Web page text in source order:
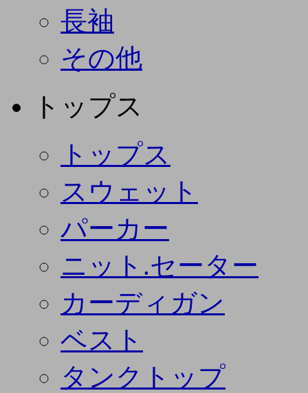
長袖
その他
トップス
トップス
スウェット
パーカー
ニット.セーター
カーディガン
ベスト
タンクトップ